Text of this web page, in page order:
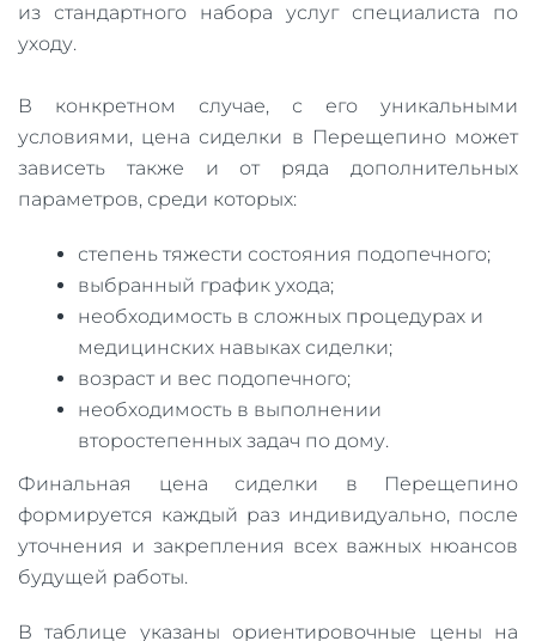
из стандартного набора услуг специалиста по
уходу.
В конкретном случае, с его уникальными
условиями, цена сиделки в Перещепино может
зависеть также и от ряда дополнительных
параметров, среди которых:
степень тяжести состояния подопечного;
выбранный график ухода;
необходимость в сложных процедурах и
медицинских навыках сиделки;
возраст и вес подопечного;
необходимость в выполнении
второстепенных задач по дому.
Финальная цена сиделки в Перещепино
формируется каждый раз индивидуально, после
уточнения и закрепления всех важных нюансов
будущей работы.
В таблице указаны ориентировочные цены на